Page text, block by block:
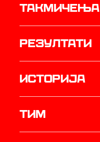
Такмичења
резултати
историја
ТИМ